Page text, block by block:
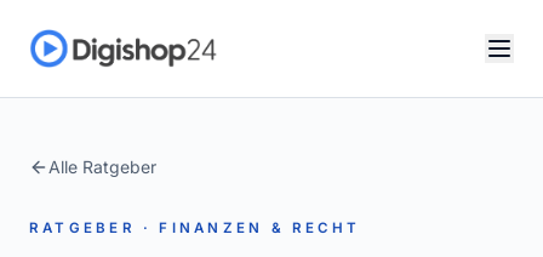
Alle Ratgeber
RATGEBER · FINANZEN & RECHT